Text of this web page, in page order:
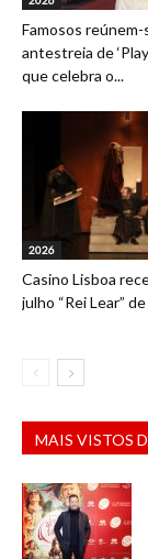
Famosos reúnem-
antestreia de
que celebra o...
2026
Casino Lisboa
julho “Rei Lear”
MAIS VISTOS